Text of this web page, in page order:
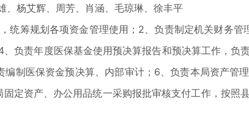
杨艾辉、周芳、肖涵、毛琼琳、徐丰平
筹规划各项资金管理使用；2、负责制定机关财务管
负责年度医保基金使用预决算报告和预决算工作，负
制医保资金预决算、内部审计；6、负责本局资产管
定资产、办公用品统一采购报批审核支付工作，按照